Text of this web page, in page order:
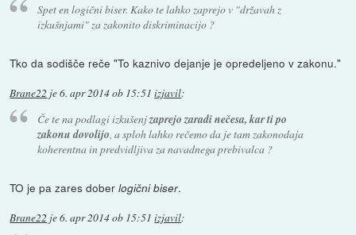
Spet en logični biser. Kako te lahko zaprejo v "državah z
izkušnjami" za zakonito diskriminacijo ?
Tko da sodišče reče "To kaznivo dejanje je opredeljeno v zakonu."
Brane22 je6. apr 2014 ob 15:51 izjavil:
Če te na podlagi izkušenjzaprejo zaradi nečesa, kar ti po
zakonu dovolijo, a sploh lahko rečemo da je tam zakonodaja
koherentna in predvidljiva za navadnega prebivalca ?
TO je pa zares doberlogični biser.
Brane22 je6. apr 2014 ob 15:51 izjavil: